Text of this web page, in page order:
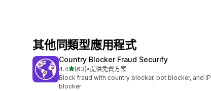
其他同類型應用程式
Country Blocker Fraud Securify
4.4滿分 5 顆星
(63)
共有 63 則評價
•提供免費方案
Block fraud with country blocker, bot blocker, and IP
blocker